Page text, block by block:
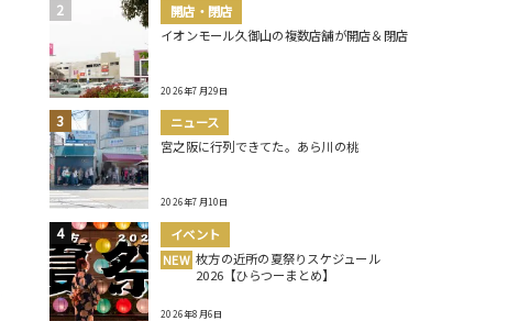
開店・閉店
イオンモール久御山の複数店舗が開店＆閉店
2026年7月29日
ニュース
宮之阪に行列できてた。あら川の桃
2026年7月10日
イベント
NEW 枚方の近所の夏祭りスケジュール
2026【ひらつーまとめ】
2026年8月6日